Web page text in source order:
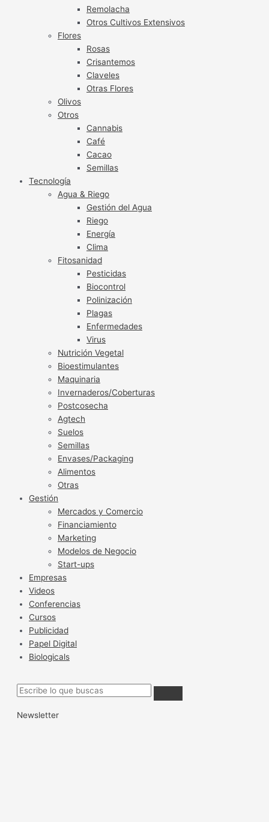
Remolacha
Otros Cultivos Extensivos
Flores
Rosas
Crisantemos
Claveles
Otras Flores
Olivos
Otros
Cannabis
Café
Cacao
Semillas
Tecnología
Agua & Riego
Gestión del Agua
Riego
Energía
Clima
Fitosanidad
Pesticidas
Biocontrol
Polinización
Plagas
Enfermedades
Virus
Nutrición Vegetal
Bioestimulantes
Maquinaria
Invernaderos/Coberturas
Postcosecha
Agtech
Suelos
Semillas
Envases/Packaging
Alimentos
Otras
Gestión
Mercados y Comercio
Financiamiento
Marketing
Modelos de Negocio
Start-ups
Empresas
Videos
Conferencias
Cursos
Publicidad
Papel Digital
Biologicals
Newsletter